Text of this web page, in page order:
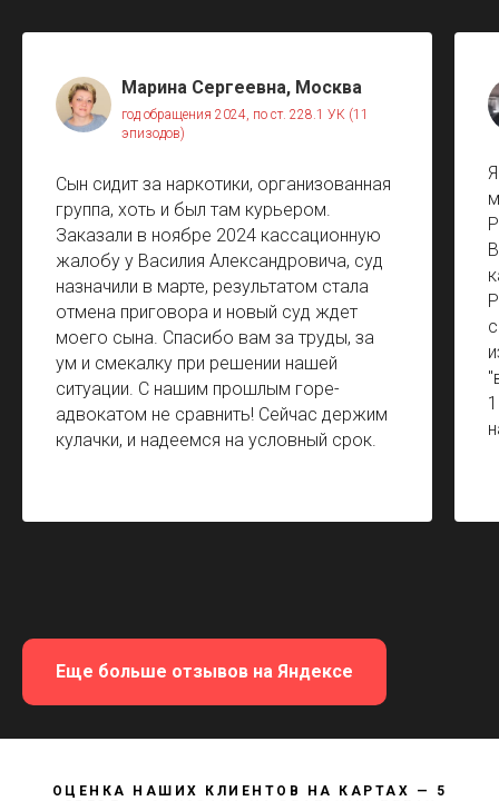
Марина Сергеевна, Москва
год обращения 2024, по ст. 228.1 УК (11
эпизодов)
Сын сидит за наркотики, организованная
группа, хоть и был там курьером.
Заказали в ноябре 2024 кассационную
жалобу у Василия Александровича, суд
назначили в марте, результатом стала
отмена приговора и новый суд ждет
моего сына. Спасибо вам за труды, за
ум и смекалку при решении нашей
ситуации. С нашим прошлым горе-
адвокатом не сравнить! Сейчас держим
кулачки, и надеемся на условный срок.
Еще больше отзывов на Яндексе
ОЦЕНКА НАШИХ КЛИЕНТОВ НА КАРТАХ — 5